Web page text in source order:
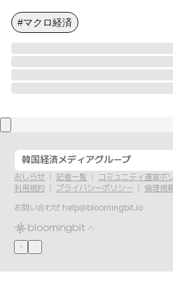
#マクロ経済
韓国経済メディアグループ
おしらせ 記者一覧
コミュニティ運営ポ
利用規約
プライバシーポリシー
倫理規
お問い合わせ help@bloomingbit.io